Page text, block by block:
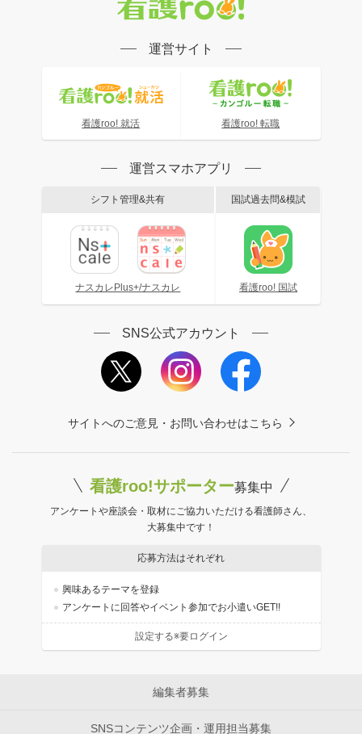
運営サイト
看護roo! 就活 看護roo! 転職
運営スマホアプリ
シフト管理&共有
ナスカレPlus+/ナスカレ
国試過去問&模試
看護roo! 国試
SNS公式アカウント
サイトへのご意見・お問い合わせはこちら
看護roo!サポーター募集中
アンケートや座談会・取材にご協力いただける看護師さん、
大募集中です！
応募方法はそれぞれ
興味あるテーマを登録
アンケートに回答やイベント参加でお小遣いGET!!
設定する※要ログイン
編集者募集
SNSコンテンツ企画・運用担当募集